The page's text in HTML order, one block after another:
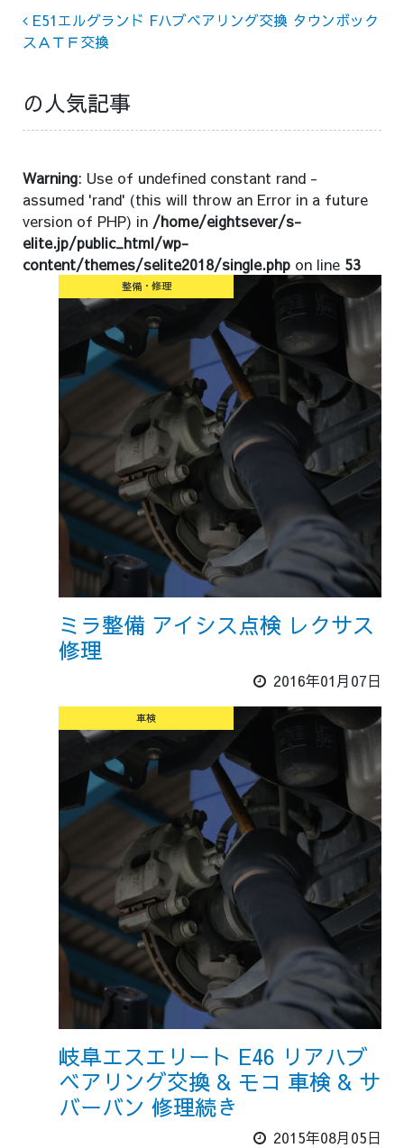
Post navigation
E51エルグランド Fハブベアリング交換 タウンボック
スＡＴＦ交換
の人気記事
Warning: Use of undefined constant rand -
assumed 'rand' (this will throw an Error in a future
version of PHP) in /home/eightsever/s-
elite.jp/public_html/wp-
content/themes/selite2018/single.php on line 53
整備・修理
ミラ整備 アイシス点検 レクサス
修理
2016年01月07日
車検
岐阜エスエリート E46 リアハブ
ベアリング交換 & モコ 車検 & サ
バーバン 修理続き
2015年08月05日